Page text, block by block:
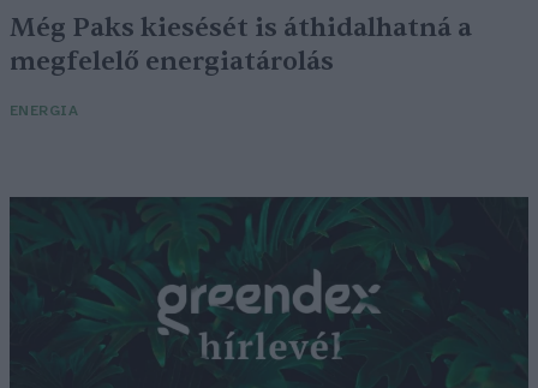
Még Paks kiesését is áthidalhatná a
megfelelő energiatárolás
ENERGIA